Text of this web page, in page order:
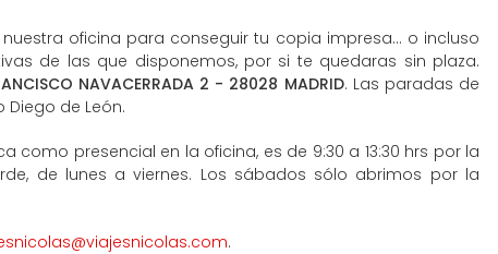
oficina para conseguir tu copia impresa... o incluso
de las que disponemos, por si te quedaras sin plaza.
NAVACERRADA 2 - 28028 MADRID. Las paradas de
de León.
como presencial en la oficina, es de 9:30 a 13:30 hrs por la
de lunes a viernes. Los sábados sólo abrimos por la
.